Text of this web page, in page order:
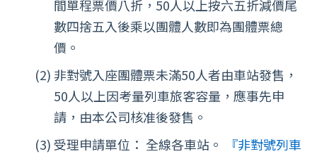
間單程票價八折，50人以上按六五折減價尾
數四捨五入後乘以團體人數即為團體票總
價。
非對號入座團體票未滿50人者由車站發售，
50人以上因考量列車旅客容量，應事先申
請，由本公司核准後發售。
受理申請單位： 全線各車站。
『非對號列車